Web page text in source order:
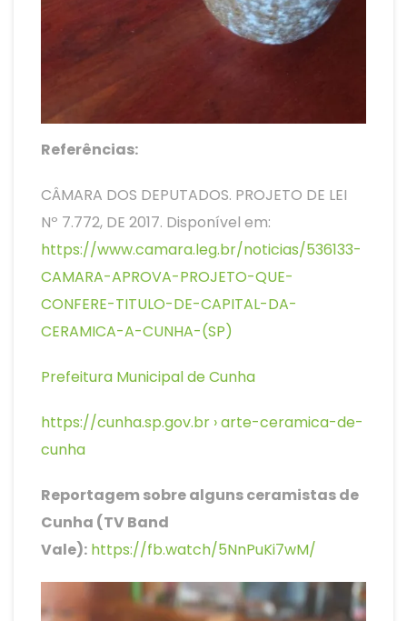
Referências:
CÂMARA DOS DEPUTADOS. PROJETO DE LEI
Nº 7.772, DE 2017. Disponível em:
https://www.camara.leg.br/noticias/536133-
CAMARA-APROVA-PROJETO-QUE-
CONFERE-TITULO-DE-CAPITAL-DA-
CERAMICA-A-CUNHA-(SP)
Prefeitura Municipal de Cunha
https://cunha.sp.gov.br › arte-ceramica-de-
cunha
Reportagem sobre alguns ceramistas de
Cunha (TV Band
Vale): https://fb.watch/5NnPuKi7wM/